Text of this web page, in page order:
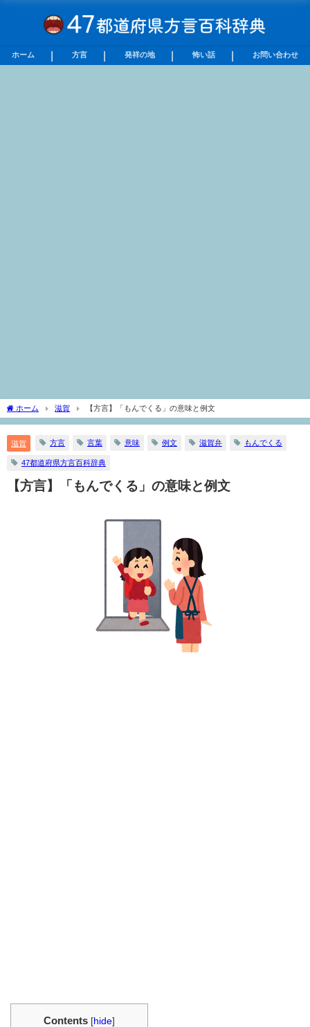
ホーム 方言 発祥の地 怖い話 お問い合わせ
ホーム 滋賀 【方言】「もんでくる」の意味と例文
滋賀 方言 言葉 意味 例文 滋賀弁 もんでくる
47都道府県方言百科辞典
【方言】「もんでくる」の意味と例文
Contents [hide]